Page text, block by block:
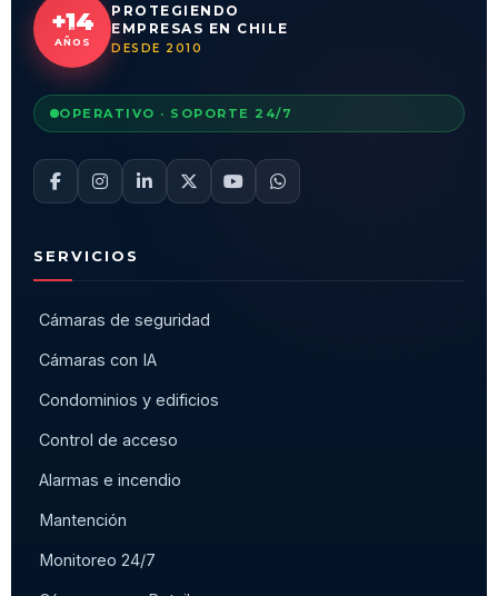
+14
AÑOS
PROTEGIENDO
EMPRESAS EN CHILE
DESDE 2010
OPERATIVO · SOPORTE 24/7
SERVICIOS
Cámaras de seguridad
Cámaras con IA
Condominios y edificios
Control de acceso
Alarmas e incendio
Mantención
Monitoreo 24/7